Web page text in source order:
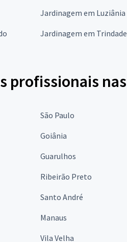
Jardinagem em Luziânia
Jardinagem em Trindade
profissionais
São Paulo
Goiânia
Guarulhos
Ribeirão Preto
Santo André
Manaus
Vila Velha